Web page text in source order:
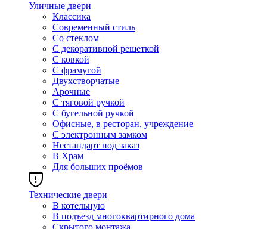
Уличные двери
Классика
Современный стиль
Со стеклом
С декоративной решеткой
С ковкой
С фрамугой
Двухстворчатые
Арочные
С тяговой ручкой
С бугельной ручкой
Офисные, в ресторан, учреждение
С электронным замком
Нестандарт под заказ
В Храм
Для больших проёмов
Технические двери
В котельную
В подъезд многоквартирного дома
Скрытого монтажа